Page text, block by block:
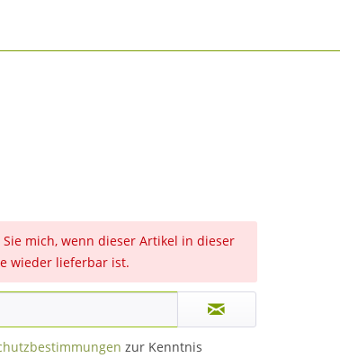
mich, wenn dieser Artikel in dieser
wieder lieferbar ist.
zur Kenntnis